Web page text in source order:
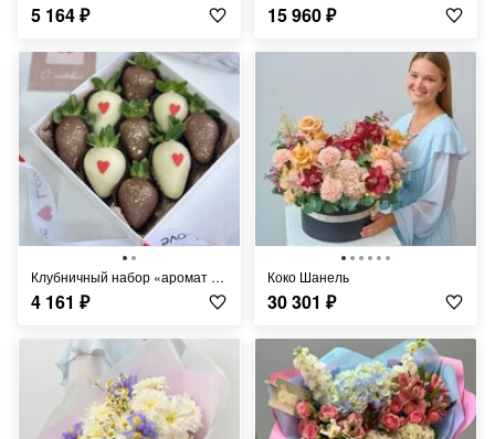
5 164₽ 15 960₽
Клубничный набор «аромат любви»
4 161 ₽
Коко Шанель
30 301 ₽